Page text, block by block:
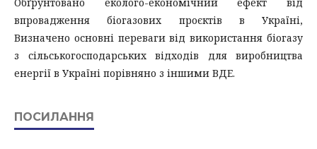
впровадження біогазових проєктів в Україні,
Визначено основні переваги від використання біогазу
з сільськогосподарських відходів для виробництва
енергії в Україні порівняно з іншими ВДЕ.
ПОСИЛАННЯ